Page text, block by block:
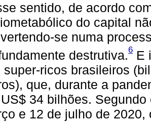
sentido, de acordo
do capital
se numa
destrutiva.6 E
super-ricos brasileiros
que, durante a
34 bilhões.
e 12 de julho de